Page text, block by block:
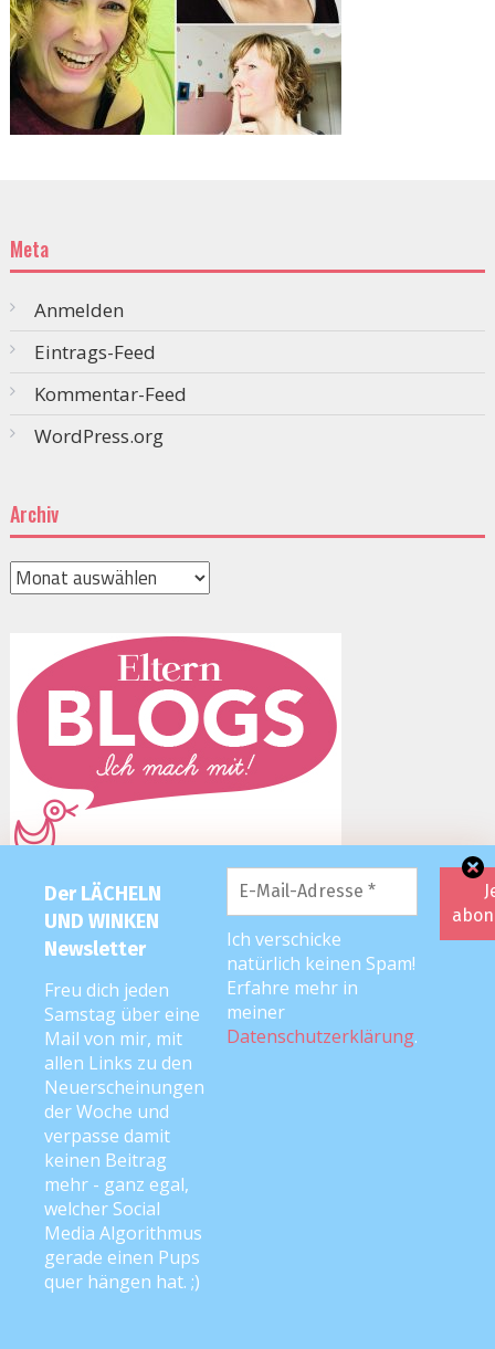
Der LÄCHELN
UND WINKEN
Newsletter
Freu dich jeden
Samstag über eine
Mail von mir, mit
allen Links zu den
Neuerscheinungen
der Woche und
verpasse damit
keinen Beitrag
mehr - ganz egal,
welcher Social
Media Algorithmus
gerade einen Pups
quer hängen hat. ;)
Ich verschicke
natürlich keinen Spam!
Erfahre mehr in
meiner
Datenschutzerklärung.
Meta
Anmelden
Eintrags-Feed
Kommentar-Feed
WordPress.org
Archiv
Archiv